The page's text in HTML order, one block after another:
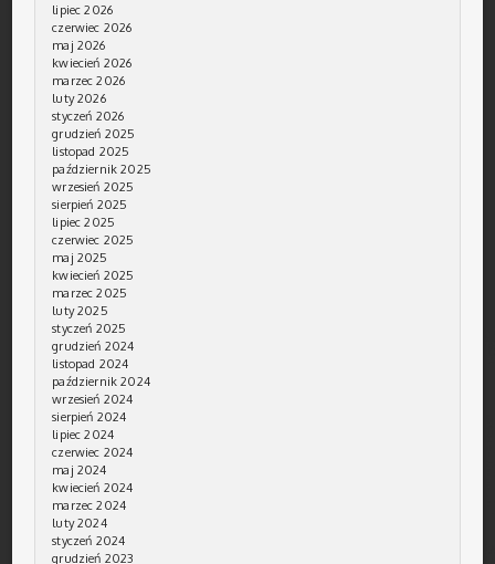
lipiec 2026
czerwiec 2026
maj 2026
kwiecień 2026
marzec 2026
luty 2026
styczeń 2026
grudzień 2025
listopad 2025
październik 2025
wrzesień 2025
sierpień 2025
lipiec 2025
czerwiec 2025
maj 2025
kwiecień 2025
marzec 2025
luty 2025
styczeń 2025
grudzień 2024
listopad 2024
październik 2024
wrzesień 2024
sierpień 2024
lipiec 2024
czerwiec 2024
maj 2024
kwiecień 2024
marzec 2024
luty 2024
styczeń 2024
grudzień 2023